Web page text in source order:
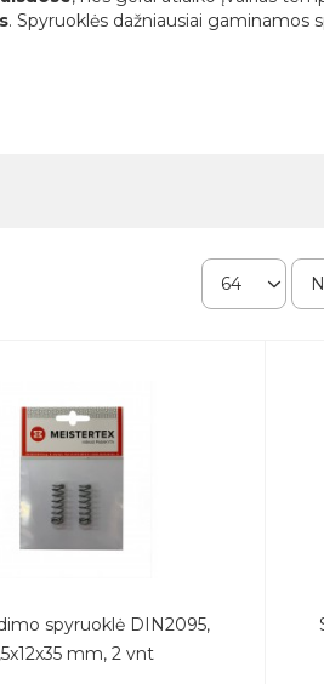
. Spyruoklės dažniausiai gaminamos
spyruoklė DIN2095,
mm, 2 vnt